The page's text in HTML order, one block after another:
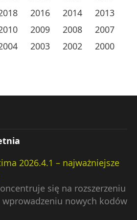
2016 2014
2013
2009 2008
2007
2003 2002 2000
2026.4.1 – najważniejsze
się na rozszerzeniu
wprowadzeniu nowych kodów